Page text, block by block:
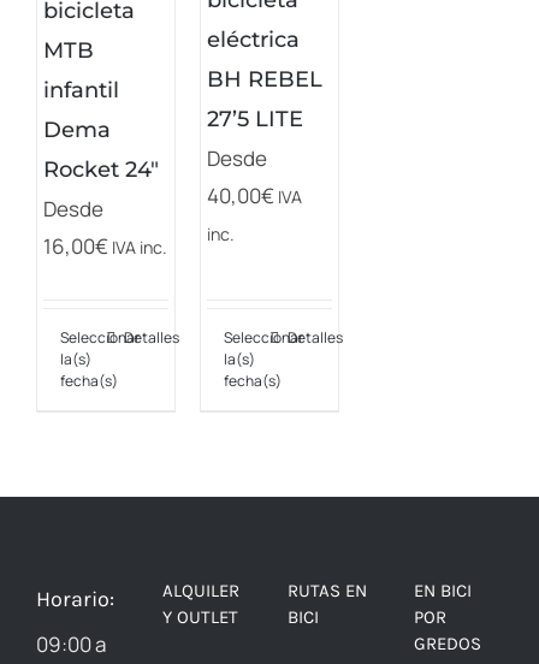
elegir
pueden
elegir
en
la
página
bicicleta
MTB
infantil
Dema
Rocket 24″
Desde
16,00€ IVA inc.
Seleccionar
la(s)
fecha(s)
Este
producto
variantes.
se
pueden
Detalles
eléctrica
BH REBEL
27’5 LITE
Desde
40,00€ IVA
inc.
Seleccionar
la(s)
fecha(s)
Este
producto
variantes.
se
Detalles
Horario:
09:00 a
ALQUILER
Y OUTLET
RUTAS EN
BICI
EN BICI
POR
GREDOS